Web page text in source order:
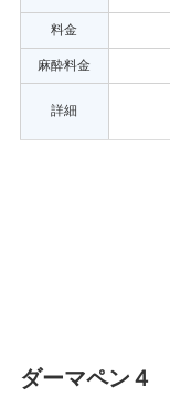
料金
麻酔料金
詳細
ダーマペン４